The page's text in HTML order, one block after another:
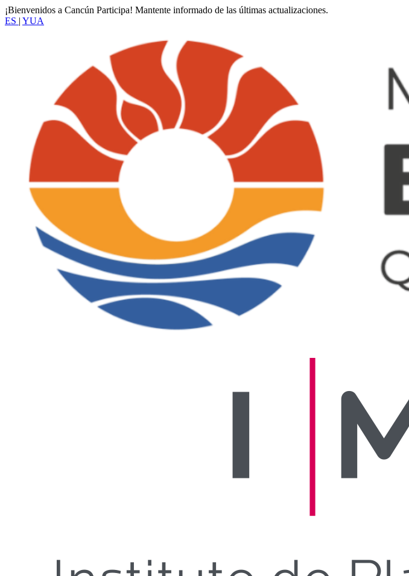
¡Bienvenidos a Cancún Participa! Mantente informado de las últimas actualizaciones.
ES | YUA